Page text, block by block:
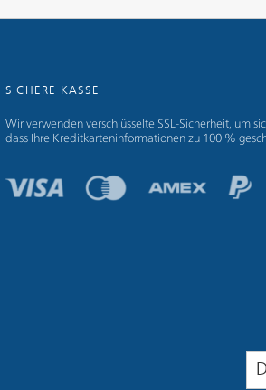
SICHERE KASSE
Wir verwenden verschlüsselte SSL-Sicherheit, um
dass Ihre Kreditkarteninformationen zu 100 %